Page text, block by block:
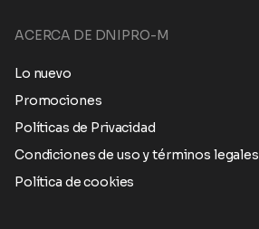
ACERCA DE DNIPRO-M
Lo nuevo
Promociones
Políticas de Privacidad
Condiciones de uso y términos legales
Política de cookies